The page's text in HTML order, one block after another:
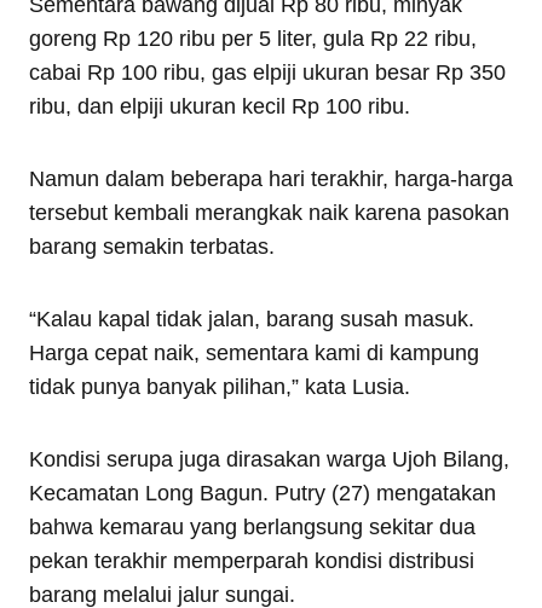
goreng Rp 120 ribu per 5 liter, gula Rp 22 ribu,
cabai Rp 100 ribu, gas elpiji ukuran besar Rp 350
ribu, dan elpiji ukuran kecil Rp 100 ribu.
Namun dalam beberapa hari terakhir, harga-harga
tersebut kembali merangkak naik karena pasokan
barang semakin terbatas.
“Kalau kapal tidak jalan, barang susah masuk.
Harga cepat naik, sementara kami di kampung
tidak punya banyak pilihan,” kata Lusia.
Kondisi serupa juga dirasakan warga Ujoh Bilang,
Kecamatan Long Bagun. Putry (27) mengatakan
bahwa kemarau yang berlangsung sekitar dua
pekan terakhir memperparah kondisi distribusi
barang melalui jalur sungai.